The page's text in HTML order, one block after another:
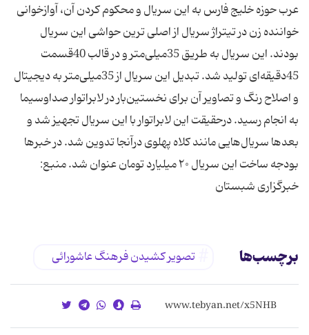
عرب حوزه خلیج فارس به این سریال و محکوم کردن آن، آوازخوانی
خواننده زن در تیتراژ سریال از اصلی ترین حواشی این سریال
بودند. این سریال به طریق 35میلی‌متر و در قالب 40قسمت
45دقیقه‌ای تولید شد. تبدیل این سریال از 35میلی‌متر به دیجیتال
و اصلاح رنگ و تصاویر آن برای نخستین‌بار در لابراتوار صداوسیما
به انجام رسید. درحقیقت این لابراتوار با این سریال تجهیز شد و
بعد‌ها سریال‌هایی مانند کلاه پهلوی درآنجا تدوین شد. در خبرها
بودجه ساخت این سریال ۲۰ میلیارد تومان عنوان شد. منبع:
خبرگزاری شبستان
برچسب‌ها تصویر کشیدن فرهنگ عاشورائی